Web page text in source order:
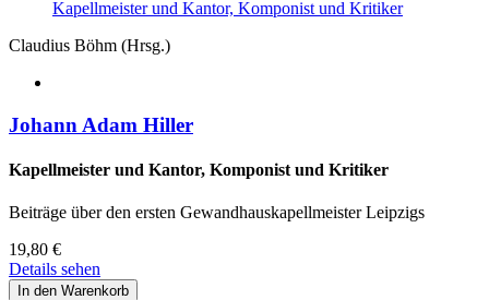
Claudius Böhm (Hrsg.)
Johann Adam Hiller
Kapellmeister und Kantor, Komponist und Kritiker
Beiträge über den ersten Gewandhauskapellmeister Leipzigs
19,80 €
Details sehen